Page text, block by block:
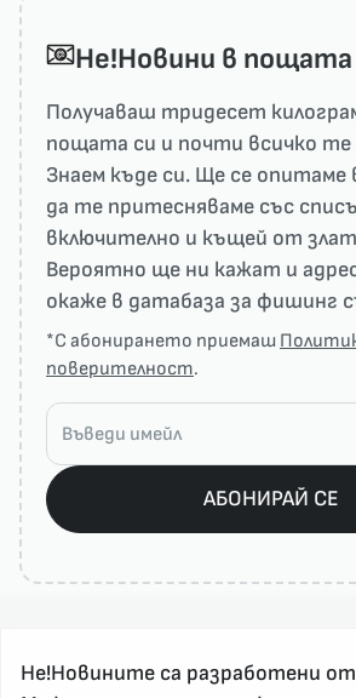
He!Новини в пощата
Получаваш тридесет
пощата си и почти всичко те
Знаем къде си. Ще се опитаме
да те притесняваме със
включително и къщей от
Вероятно ще ни кажат и
окаже в датабаза за фишинг
*С абонирането приемаш
поверителност.
АБОНИРАЙ СЕ
Не!Новините са разработени от